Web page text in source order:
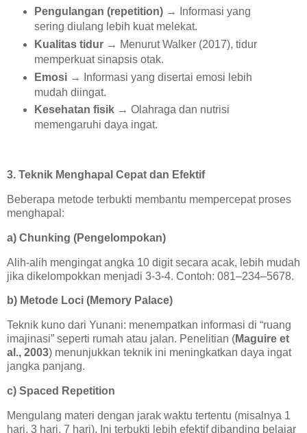
Pengulangan (repetition)→ Informasi yang
sering diulang lebih kuat melekat.
Kualitas tidur→ Menurut Walker (2017), tidur
memperkuat sinapsis otak.
Emosi→ Informasi yang disertai emosi lebih
mudah diingat.
Kesehatan fisik→ Olahraga dan nutrisi
memengaruhi daya ingat.
3. Teknik Menghapal Cepat dan Efektif
Beberapa metode terbukti membantu mempercepat proses
menghapal:
a) Chunking (Pengelompokan)
Alih-alih mengingat angka 10 digit secara acak, lebih mudah
jika dikelompokkan menjadi 3-3-4. Contoh: 081–234–5678.
b) Metode Loci (Memory Palace)
Teknik kuno dari Yunani: menempatkan informasi di “ruang
imajinasi” seperti rumah atau jalan. Penelitian (Maguire et
al., 2003) menunjukkan teknik ini meningkatkan daya ingat
jangka panjang.
c) Spaced Repetition
Mengulang materi dengan jarak waktu tertentu (misalnya 1
hari, 3 hari, 7 hari). Ini terbukti lebih efektif dibanding belajar